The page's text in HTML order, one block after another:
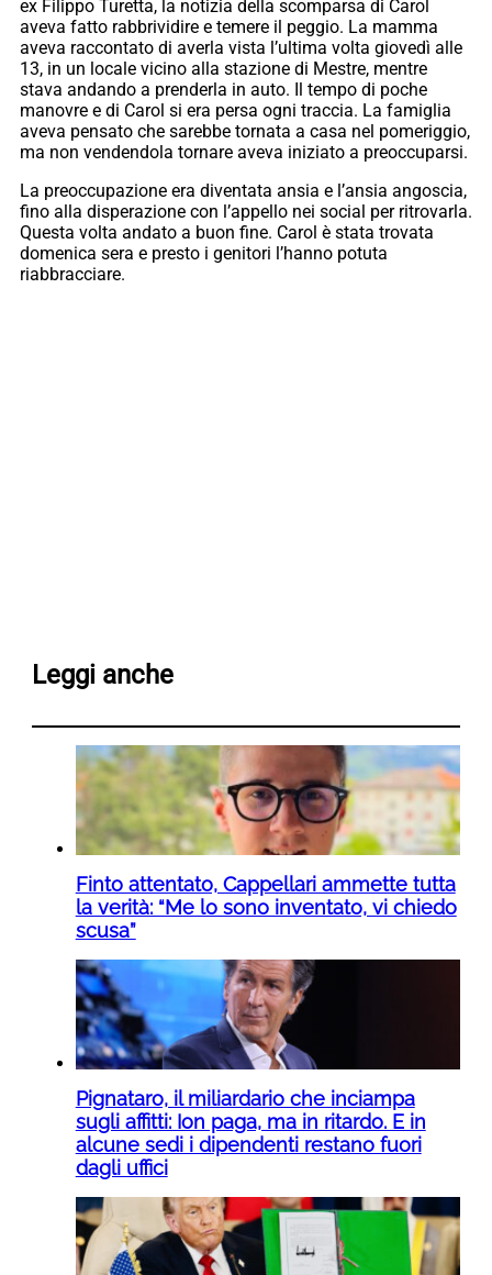
ex Filippo Turetta, la notizia della scomparsa di Carol
aveva fatto rabbrividire e temere il peggio. La mamma
aveva raccontato di averla vista l’ultima volta giovedì alle
13, in un locale vicino alla stazione di Mestre, mentre
stava andando a prenderla in auto. Il tempo di poche
manovre e di Carol si era persa ogni traccia. La famiglia
aveva pensato che sarebbe tornata a casa nel pomeriggio,
ma non vendendola tornare aveva iniziato a preoccuparsi.
La preoccupazione era diventata ansia e l’ansia angoscia,
fino alla disperazione con l’appello nei social per ritrovarla.
Questa volta andato a buon fine. Carol è stata trovata
domenica sera e presto i genitori l’hanno potuta
riabbracciare.
Leggi anche
Finto attentato, Cappellari ammette tutta
la verità: “Me lo sono inventato, vi chiedo
scusa”
Pignataro, il miliardario che inciampa
sugli affitti: Ion paga, ma in ritardo. E in
alcune sedi i dipendenti restano fuori
dagli uffici